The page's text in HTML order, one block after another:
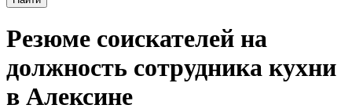
Резюме соискателей на
должность сотрудника кухни
в Алексине